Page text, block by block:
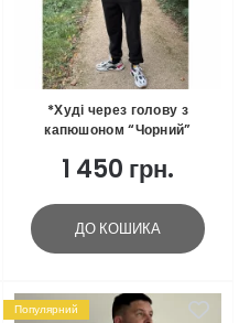
*Худі через голову з
капюшоном “Чорний”
1 450 грн.
ДО КОШИКА
Популярний